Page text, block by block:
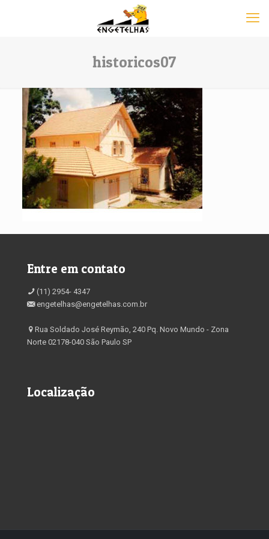
historicos07
Entre em contato
(11) 2954- 4347
engetelhas@engetelhas.com.br
Rua Soldado José Reymão, 240 Pq. Novo Mundo - Zona
Norte 02178-040 São Paulo SP
Localização